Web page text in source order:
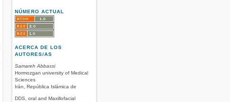
NÚMERO ACTUAL
ACERCA DE LOS
AUTORES/AS
Samareh Abbassi
Hormozgan university of Medical
Sciences
Irán, República Islámica de
DDS, oral and Maxillofacial